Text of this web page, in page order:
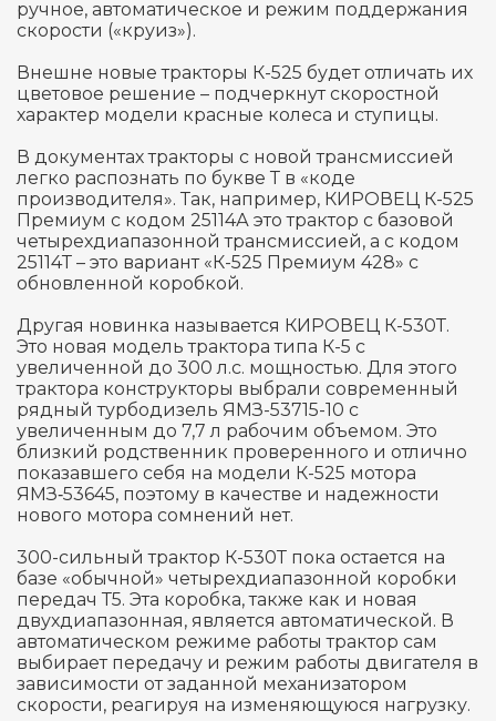
ручное, автоматическое и режим поддержания
скорости («круиз»).
Внешне новые тракторы К-525 будет отличать их
цветовое решение – подчеркнут скоростной
характер модели красные колеса и ступицы.
В документах тракторы с новой трансмиссией
легко распознать по букве Т в «коде
производителя». Так, например, КИРОВЕЦ К-525
Премиум с кодом 25114А это трактор с базовой
четырехдиапазонной трансмиссией, а с кодом
25114Т – это вариант «К-525 Премиум 428» с
обновленной коробкой.
Другая новинка называется КИРОВЕЦ К-530Т.
Это новая модель трактора типа К-5 с
увеличенной до 300 л.с. мощностью. Для этого
трактора конструкторы выбрали современный
рядный турбодизель ЯМЗ-53715-10 с
увеличенным до 7,7 л рабочим объемом. Это
близкий родственник проверенного и отлично
показавшего себя на модели К-525 мотора
ЯМЗ‑53645, поэтому в качестве и надежности
нового мотора сомнений нет.
300-сильный трактор К-530Т пока остается на
базе «обычной» четырехдиапазонной коробки
передач Т5. Эта коробка, также как и новая
двухдиапазонная, является автоматической. В
автоматическом режиме работы трактор сам
выбирает передачу и режим работы двигателя в
зависимости от заданной механизатором
скорости, реагируя на изменяющуюся нагрузку.